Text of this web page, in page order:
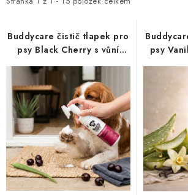
BLOG
SLUŽBY
VÝMĚNA, VRÁCENÍ A REKLAMACE
O nás Kontakty
Doprava a platba
Výměna, vrácení a reklamace
Obchodní
Podmínky ochrany osobních údajů
Zásady použivání souboru cookies
p
o
d
u
k
t
ů
í
r
o
d
u
k
t
ů
Buddycare čistič tlapek pro
psy Black Cherry s vůní
psy